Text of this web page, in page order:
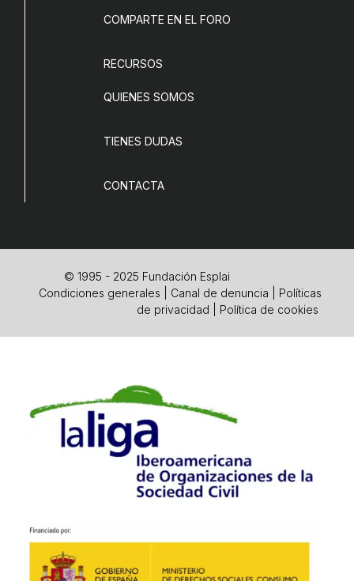
COMPARTE EN EL FORO
RECURSOS
QUIENES SOMOS
TIENES DUDAS
CONTACTA
© 1995 - 2025 Fundación Esplai
Condiciones generales
Canal de denuncia
Políticas
de privacidad
Política de cookies